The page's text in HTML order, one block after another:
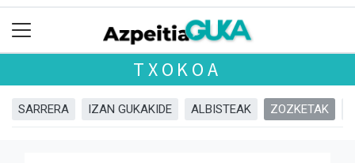
TXOKOA
SARRERA IZAN GUKAKIDE ALBISTEAK ZOZKETAK